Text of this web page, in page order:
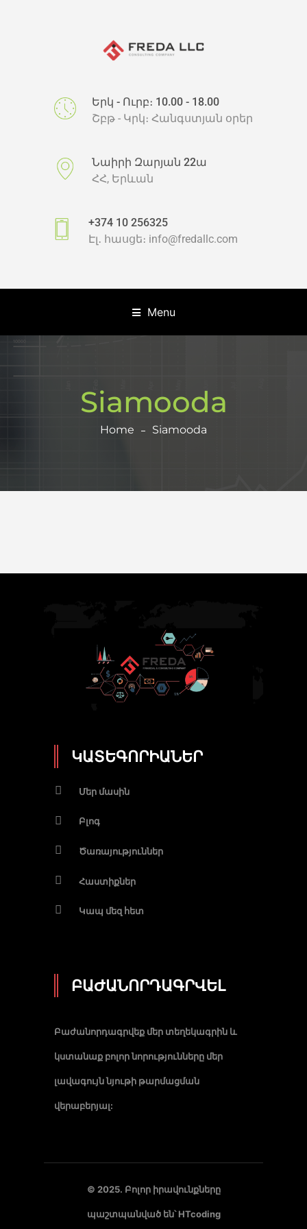
Երկ - Ուրբ։ 10.00 - 18.00
Շբթ - Կրկ։ Հանգստյան օրեր
Նաիրի Զարյան 22ա
ՀՀ, Երևան
+374 10 256325
Էլ․ հասցե։ info@fredallc.com
Menu
Siamooda
Home Siamooda
ԿԱՏԵԳՈՐԻԱՆԵՐ
Մեր մասին
Բլոգ
Ծառայություններ
Հաստիքներ
Կապ մեզ հետ
ԲԱԺԱՆՈՐԴԱԳՐՎԵԼ
Բաժանորդագրվեք մեր տեղեկագրին և
կստանաք բոլոր նորությունները մեր
լավագույն նյութի թարմացման
վերաբերյալ:
© 2025. Բոլոր իրավունքները
պաշտպանված են՝HTcoding